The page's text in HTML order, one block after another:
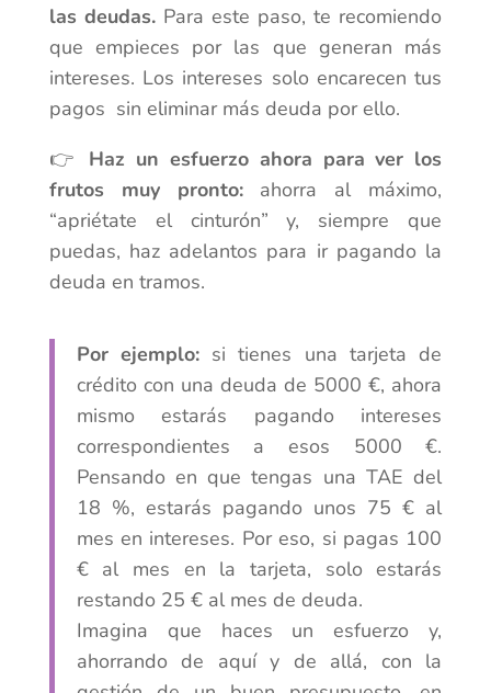
las deudas. Para este paso, te recomiendo
que empieces por las que generan más
intereses. Los intereses solo encarecen tus
pagos sin eliminar más deuda por ello.
👉
Haz un esfuerzo ahora para ver los
frutos muy pronto: ahorra al máximo,
“apriétate el cinturón” y, siempre que
puedas, haz adelantos para ir pagando la
deuda en tramos.
Por ejemplo: si tienes una tarjeta de
crédito con una deuda de 5000 €, ahora
mismo estarás pagando intereses
correspondientes a esos 5000 €.
Pensando en que tengas una TAE del
18 %, estarás pagando unos 75 € al
mes en intereses. Por eso, si pagas 100
€ al mes en la tarjeta, solo estarás
restando 25 € al mes de deuda.
Imagina que haces un esfuerzo y,
ahorrando de aquí y de allá, con la